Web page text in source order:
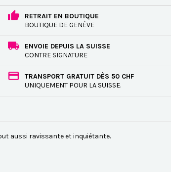
RETRAIT EN BOUTIQUE
BOUTIQUE DE GENÈVE
ENVOIE DEPUIS LA SUISSE
CONTRE SIGNATURE
TRANSPORT GRATUIT DÈS 50 CHF
UNIQUEMENT POUR LA SUISSE.
aussi ravissante et inquiétante.